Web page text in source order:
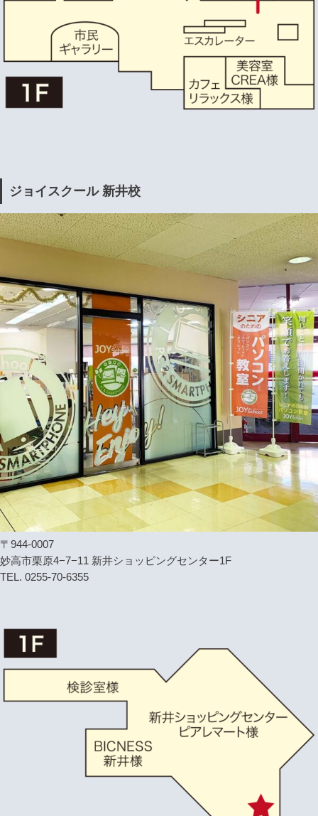
ジョイスクール 新井校
〒944-0007
妙高市栗原4−7−11 新井ショッピングセンター1F
TEL. 0255-70-6355